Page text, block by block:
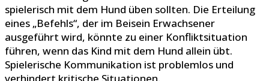
spielerisch mit dem Hund üben sollten. Die Erteilung
eines „Befehls“, der im Beisein Erwachsener
ausgeführt wird, könnte zu einer Konfliktsituation
führen, wenn das Kind mit dem Hund allein übt.
Spielerische Kommunikation ist problemlos und
verhindert kritische Situationen.